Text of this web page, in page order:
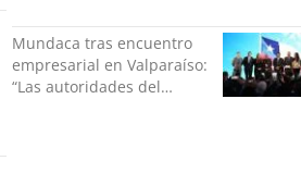
Mundaca tras encuentro
empresarial en Valparaíso:
“Las autoridades del